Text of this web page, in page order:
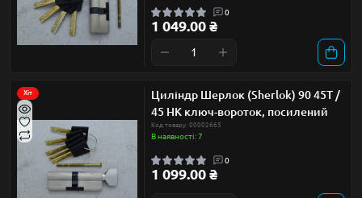
0
1 049.00 ₴
Хіт
Циліндр Шерлок (Sherlok) 90 45Т /
45 НК ключ-вороток, посилений
Код товару: 00002665
В наявності: 7
0
1 099.00 ₴